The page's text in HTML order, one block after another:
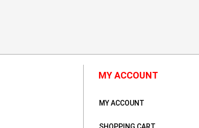
MY ACCOUNT
MY ACCOUNT